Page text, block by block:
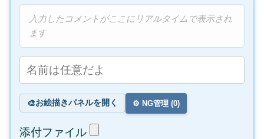
入力したコメントがここにリアルタイムで表示され
ます
🎨お絵描きパネルを開く ⚙️ NG管理 (0)
添付ファイル